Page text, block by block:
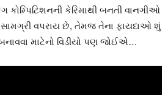
કેરિમાથી બનતી વાનગીઓ
સામગ્રી વપરાય છે, તેમજ તેના ફાયદાઓ શું
માટેનો વિડીયો પણ જોઈએ…